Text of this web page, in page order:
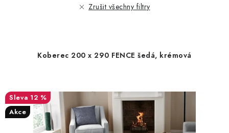
ů
t
ů
Zrušit všechny filtry
Koberec 200 x 290 FENCE šedá, krémová
12 %
Akce